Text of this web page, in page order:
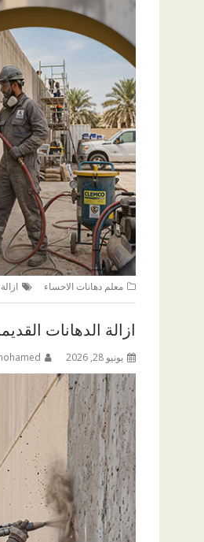
معلم دهانات الاحساء
ازالة الدهانات القديمه
يونيو 28, 2026